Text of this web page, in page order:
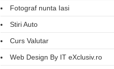
Fotograf nunta Iasi
Stiri Auto
Curs Valutar
Web Design By IT eXclusiv.ro